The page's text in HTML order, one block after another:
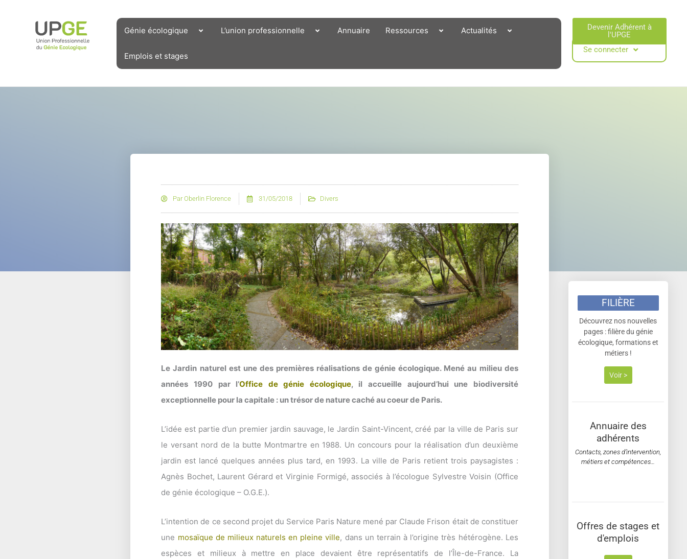
Génie écologique L’union professionnelle Annuaire Ressources Actualités
Emplois et stages
Devenir Adhérent à
l'UPGE​
Se connecter
ParOberlin Florence 31/05/2018 Divers
Le Jardin naturel est une des premières réalisations de génie écologique. Mené au milieu des
années 1990 par l’Office de génie écologique, il accueille aujourd’hui une biodiversité
exceptionnelle pour la capitale : un trésor de nature caché au coeur de Paris.
L’idée est partie d’un premier jardin sauvage, le Jardin Saint-Vincent, créé par la ville de Paris sur
le versant nord de la butte Montmartre en 1988. Un concours pour la réalisation d’un deuxième
jardin est lancé quelques années plus tard, en 1993. La ville de Paris retient trois paysagistes :
Agnès Bochet, Laurent Gérard et Virginie Formigé, associés à l’écologue Sylvestre Voisin (Office
de génie écologique – O.G.E.).
L’intention de ce second projet du Service Paris Nature mené par Claude Frison était de constituer
une mosaïque de milieux naturels en pleine ville, dans un terrain à l’origine très hétérogène. Les
espèces et milieux à mettre en place devaient être représentatifs de l’Île-de-France. La
FILIÈRE
Découvrez nos nouvelles
pages : filière du génie
écologique, formations et
métiers !
Voir >
Annuaire des
adhérents
Contacts, zones d’intervention,
métiers et compétences…
Offres de stages et
d'emplois